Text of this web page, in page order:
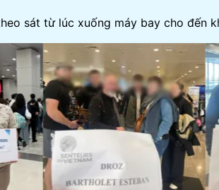
sát từ lúc xuống máy bay cho đến
tư vấn nhiệt tình và có chuyên
môn tốt